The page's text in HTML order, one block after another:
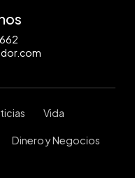
Vida
Dinero y Negocios